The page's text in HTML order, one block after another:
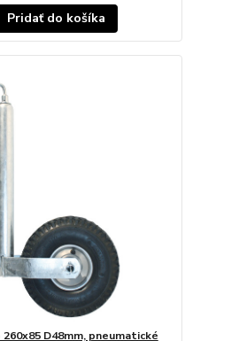
Pridať do košíka
D48mm, pneumatické